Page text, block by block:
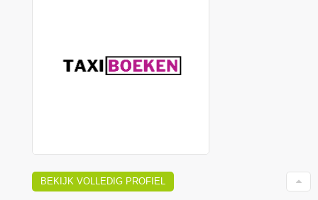
BEKIJK VOLLEDIG PROFIEL